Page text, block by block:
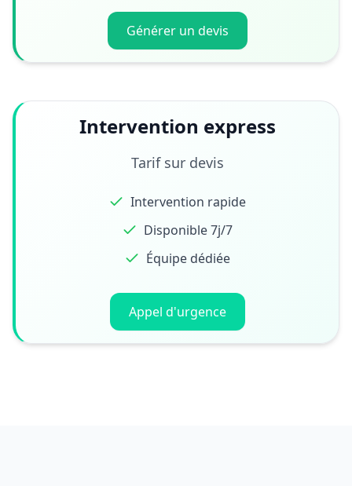
Générer un devis
Intervention express
Tarif sur devis
Intervention rapide
Disponible 7j/7
Équipe dédiée
Appel d'urgence